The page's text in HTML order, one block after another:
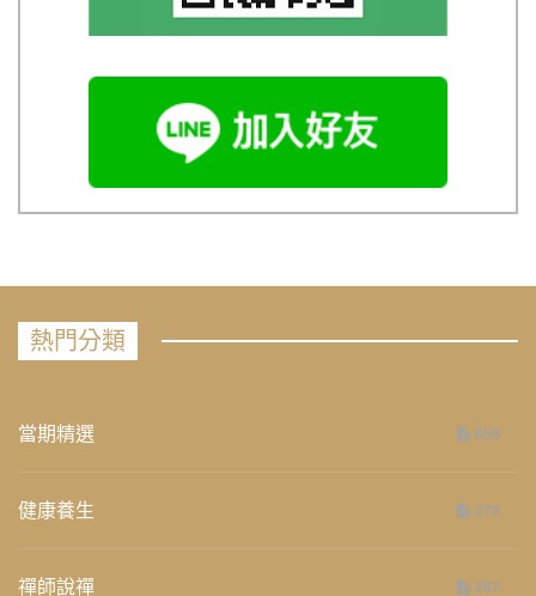
熱門分類
當期精選 658
健康養生 276
禪師說禪 267